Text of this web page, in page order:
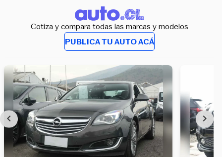
Cotiza y compara todas las marcas y modelos
PUBLICA TU AUTO ACÁ